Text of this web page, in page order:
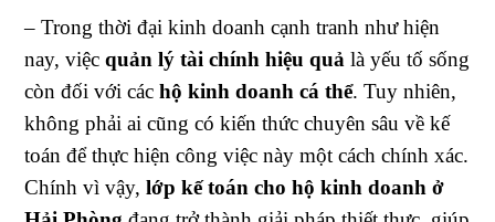
– Trong thời đại kinh doanh cạnh tranh như hiện
nay, việcquản lý tài chính hiệu quả là yếu tố sống
còn đối với cáchộ kinh doanh cá thể. Tuy nhiên,
không phải ai cũng có kiến thức chuyên sâu về kế
toán để thực hiện công việc này một cách chính xác.
Chính vì vậy,lớp kế toán cho hộ kinh doanh ở